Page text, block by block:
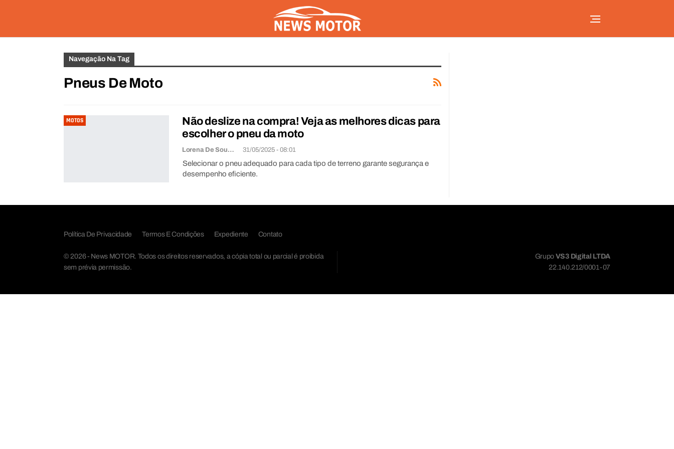
Navegação Na Tag
Pneus De Moto
MOTOS
Não deslize na compra! Veja as melhores dicas para
escolher o pneu da moto
Lorena De Sousa 31/05/2025 - 08:01
Selecionar o pneu adequado para cada tipo de terreno garante segurança e
desempenho eficiente.
Política De Privacidade Termos E Condições Expediente Contato
© 2026 - News MOTOR. Todos os direitos reservados, a cópia total ou parcial é proibida
sem prévia permissão.
Grupo VS3 Digital LTDA
22.140.212/0001-07